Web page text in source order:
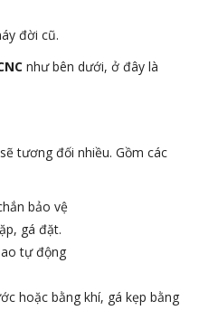
đời cũ.
như bên dưới, ở đây là
tương đối nhiều. Gồm các
bảo vệ
gá đặt.
tự động
hoặc bằng khí, gá kẹp bằng